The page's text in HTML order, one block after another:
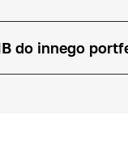
do innego